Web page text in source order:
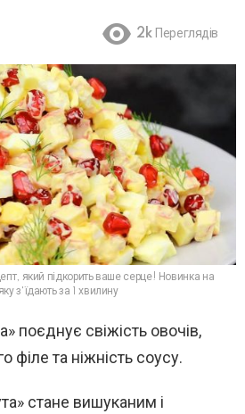
2k Переглядів
який підкорить ваше серце! Новинка на
з'їдають за 1 хвилину
поєднує свіжість овочів,
філе та ніжність соусу.
стане вишуканим і